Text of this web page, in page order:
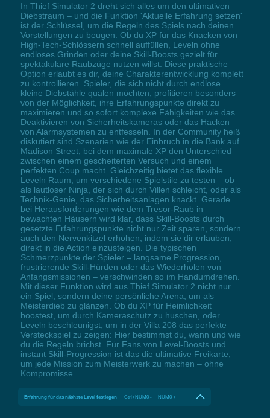
In Thief Simulator 2 dreht sich alles um den ultimativen
Diebstraum – und die Funktion 'Aktuelle Erfahrung setzen'
ist der Schlüssel, um die Regeln des Spiels nach deinen
Vorstellungen zu beugen. Ob du XP für das Knacken von
High-Tech-Schlössern schnell auffüllen, Leveln ohne
endloses Grinden oder deine Skill-Boosts gezielt für
spektakuläre Raubzüge nutzen willst: Diese praktische
Option erlaubt es dir, deine Charakterentwicklung komplett
zu kontrollieren. Spieler, die sich nicht durch endlose
kleine Diebstähle quälen möchten, profitieren besonders
von der Möglichkeit, ihre Erfahrungspunkte direkt zu
maximieren und so sofort komplexe Fähigkeiten wie das
Deaktivieren von Sicherheitskameras oder das Hacken
von Alarmsystemen zu entfesseln. In der Community heiß
diskutiert sind Szenarien wie der Einbruch in die Bank auf
Madison Street, bei dem maximale XP den Unterschied
zwischen einem gescheiterten Versuch und einem
perfekten Coup macht. Gleichzeitig bietet das flexible
Leveln Raum, um verschiedene Spielstile zu testen – ob
als lautloser Ninja, der sich durch Villen schleicht, oder als
Technik-Genie, das Sicherheitsanlagen knackt. Gerade
bei Herausforderungen wie dem Tresor-Raub in
bewachten Häusern wird klar, dass Skill-Boosts durch
gesetzte Erfahrungspunkte nicht nur Zeit sparen, sondern
auch den Nervenkitzel erhöhen, indem sie dir erlauben,
direkt in die Action einzusteigen. Die typischen
Schmerzpunkte der Spieler – langsame Progression,
frustrierende Skill-Hürden oder das Wiederholen von
Anfangsmissionen – verschwinden so im Handumdrehen.
Mit dieser Funktion wird aus Thief Simulator 2 nicht nur
ein Spiel, sondern deine persönliche Arena, um als
Meisterdieb zu glänzen. Ob du XP für Heimlichkeit
boostest, um durch Kameraschutz zu huschen, oder
Leveln beschleunigst, um in der Villa 208 das perfekte
Versteckspiel zu zeigen: Hier bestimmst du, wann und wie
du die Regeln brichst. Für Fans von Level-Boosts und
instant Skill-Progression ist das die ultimative Freikarte,
um jede Mission zum Meisterwerk zu machen – ohne
Kompromisse.
Erfahrung für das nächste Level festlegen Ctrl+NUM0 - NUM0 +